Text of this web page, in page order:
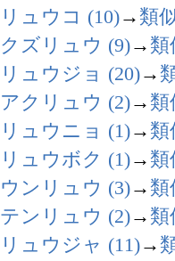
リュウコ (10)→ 類
クズリュウ (9)→ 類
リュウジョ (20)→
アクリュウ (2)→ 類
リュウニョ (1)→ 類
リュウボク (1)→ 類
ウンリュウ (3)→ 類
テンリュウ (2)→ 類
リュウジャ (11)→